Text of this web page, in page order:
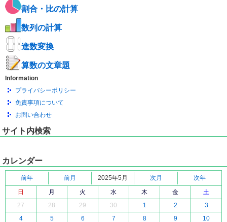
割合・比の計算
数列の計算
進数変換
算数の文章題
Information
プライバシーポリシー
免責事項について
お問い合わせ
サイト内検索
カレンダー
前年 前月 2025年5月 次月
次年
日
月 火 水 木 金
土
27
28 29 30 1 2
3
4
5 6 7 8 9 10